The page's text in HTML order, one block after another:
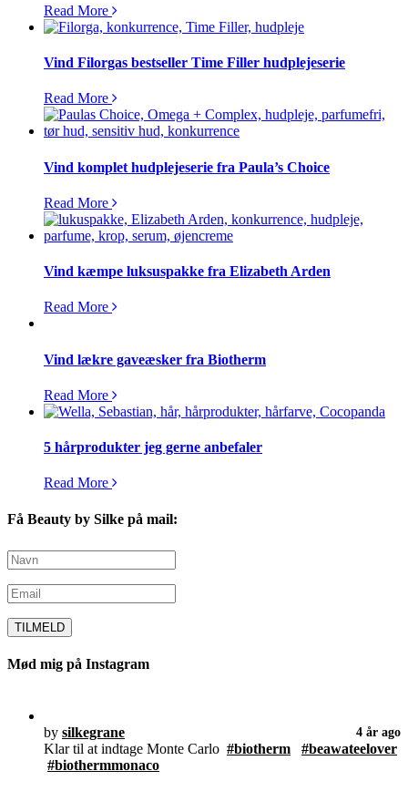
Read More
Vind Filorgas bestseller Time Filler hudplejeserie
Read More
Vind komplet hudplejeserie fra Paula’s Choice
Read More
Vind kæmpe luksuspakke fra Elizabeth Arden
Read More
Vind lækre gaveæsker fra Biotherm
Read More
5 hårprodukter jeg gerne anbefaler
Read More
Få Beauty by Silke på mail:
Mød mig på Instagram
by silkegrane 4 år ago
Klar til at indtage Monte Carlo #biotherm
#beawateelover
#biothermmonaco